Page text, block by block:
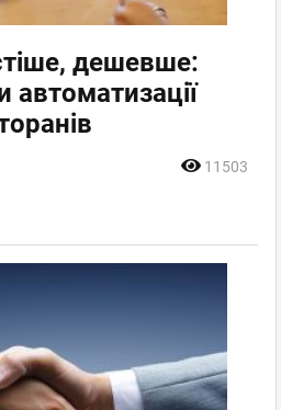
дешевше:
автоматизації
11503